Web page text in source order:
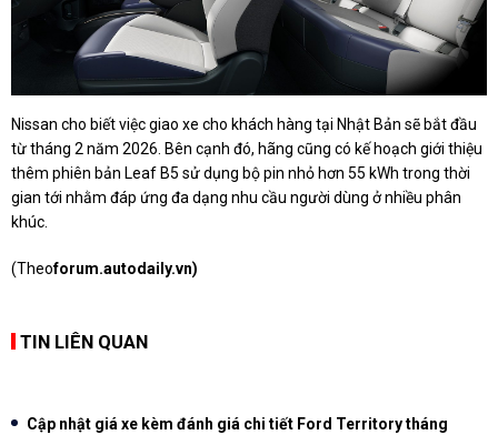
Nissan cho biết việc giao xe cho khách hàng tại Nhật Bản sẽ bắt đầu
từ tháng 2 năm 2026. Bên cạnh đó, hãng cũng có kế hoạch giới thiệu
thêm phiên bản Leaf B5 sử dụng bộ pin nhỏ hơn 55 kWh trong thời
gian tới nhằm đáp ứng đa dạng nhu cầu người dùng ở nhiều phân
khúc.
(Theoforum.autodaily.vn)
TIN LIÊN QUAN
Cập nhật giá xe kèm đánh giá chi tiết Ford Territory tháng